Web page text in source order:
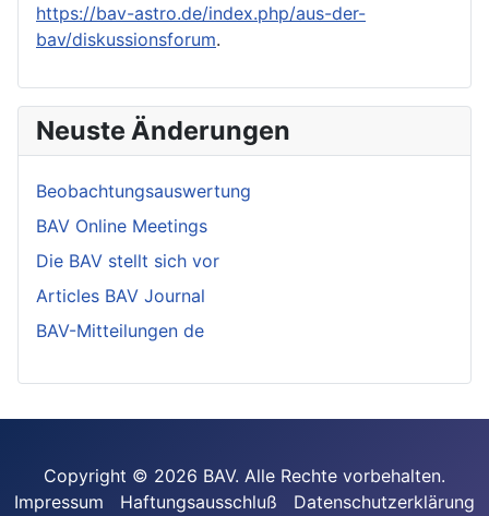
https://bav-astro.de/index.php/aus-der-
bav/diskussionsforum.
Neuste Änderungen
Beobachtungsauswertung
BAV Online Meetings
Die BAV stellt sich vor
Articles BAV Journal
BAV-Mitteilungen de
Copyright © 2026 BAV. Alle Rechte vorbehalten.
Impressum
Haftungsausschluß Datenschutzerklärung